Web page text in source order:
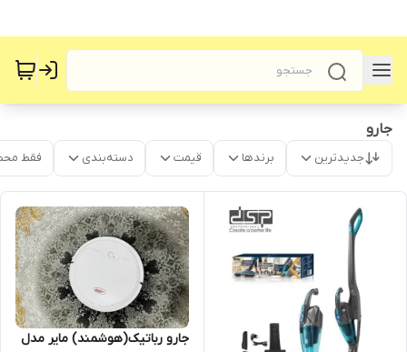
جارو
جدیدترین برندها قیمت دسته‌بندی فقط
جارو رباتیک(هوشمند) مایر مدل